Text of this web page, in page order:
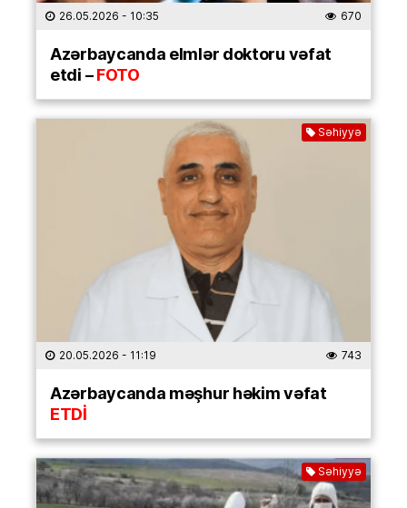
26.05.2026 - 10:35 670
Azərbaycanda elmlər doktoru vəfat
etdi –FOTO
Səhiyyə
20.05.2026 - 11:19 743
Azərbaycanda məşhur həkim vəfat
ETDİ
Səhiyyə